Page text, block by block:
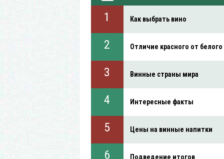
Как выбрать вино
Отличие красного от
Винные страны мира
Интересные факты
Цены на винные напитки
Подведение итогов